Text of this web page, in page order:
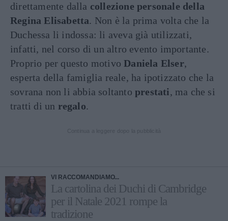
direttamente dalla collezione personale della
Regina Elisabetta. Non è la prima volta che la
Duchessa li indossa: li aveva già utilizzati,
infatti, nel corso di un altro evento importante.
Proprio per questo motivoDaniela Elser,
esperta della famiglia reale, ha ipotizzato che la
sovrana non li abbia soltanto prestati, ma che si
tratti di un regalo.
VI RACCOMANDIAMO...
La cartolina dei Duchi di Cambridge
per il Natale 2021 rompe la
tradizione